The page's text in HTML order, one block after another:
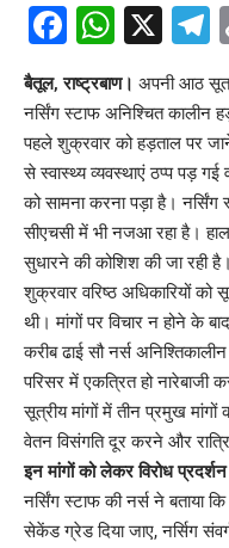
X
बैतूल, राष्ट्रबाण। अपनी आठ
नर्सिंग स्टाफ अनिश्चित कालीन
पहले शुक्रवार को हड़ताल पर
से स्वास्थ्य व्यवस्थाएं ठप्प पड़ गई
को सामना करना पड़ा है।
सीएचसी में भी नजआ रहा है।
सुधारने की कोशिश की जा रही
शुक्रवार वरिष्ठ अधिकारियों
थी। मांगों पर विचार न होने के
करीब ढाई सौ नर्स
परिसर में एकत्रित हो नारेबाजी
सूत्रीय मांगों में तीन प्रमुख
वेतन विसंगति दूर करने और
इन मांगों को लेकर विरोध प्रदर्शन
नर्सिंग स्टाफ की नर्स ने बताया
सेकेंड ग्रेड दिया जाए, नर्सिग